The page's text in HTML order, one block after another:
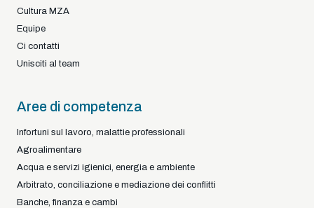
Cultura MZA
Equipe
Ci contatti
Unisciti al team
Aree di competenza
Infortuni sul lavoro, malattie professionali
Agroalimentare
Acqua e servizi igienici, energia e ambiente
Arbitrato, conciliazione e mediazione dei conflitti
Banche, finanza e cambi